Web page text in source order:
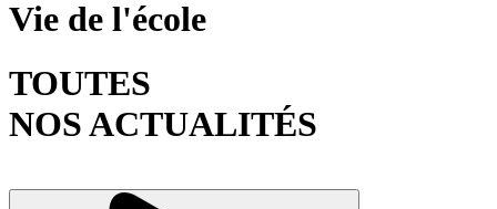
Vie de l'école
TOUTES
NOS ACTUALITÉS